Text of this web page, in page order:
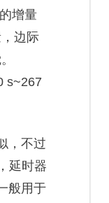
增量
边际
s~267
，不过
延时器
般用于